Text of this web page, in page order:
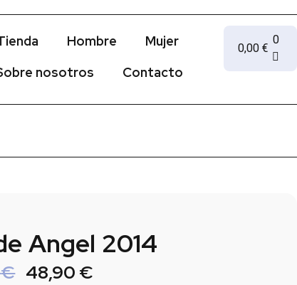
Hombre
Mujer
nosotros Contacto
0,00€
0
Angel 2014
€ 48,90 €